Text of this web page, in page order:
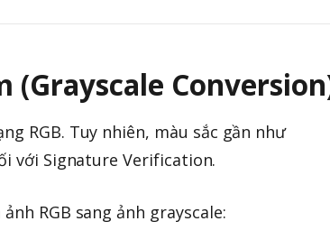
(Grayscale
RGB. Tuy nhiên, màu sắc gần như
với Signature Verification.
RGB sang ảnh grayscale: